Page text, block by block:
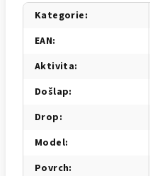
Kategorie:
EAN:
Aktivita:
Došlap:
Drop:
Model:
Povrch: